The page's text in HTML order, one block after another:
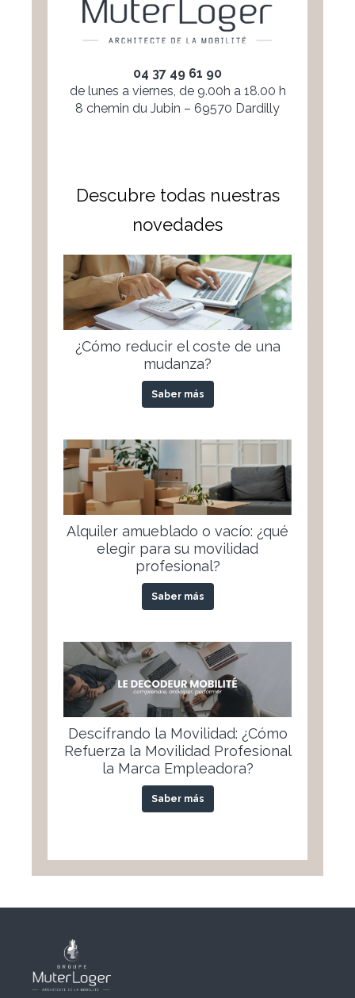
04 37 49 61 90
de lunes a viernes, de 9.00h a 18.00 h
8 chemin du Jubin – 69570 Dardilly
Descubre todas nuestras
novedades
¿Cómo reducir el coste de una
mudanza?
Saber más
Alquiler amueblado o vacío: ¿qué
elegir para su movilidad
profesional?
Saber más
Descifrando la Movilidad: ¿Cómo
Refuerza la Movilidad Profesional
la Marca Empleadora?
Saber más